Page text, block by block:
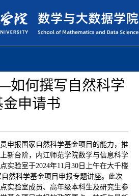
何撰写自然科学
金申请书
申报国家自然科学基金项目的能力，推
新台阶，内江师范学院数学与信息科学
实验室于2024年11月30日上午在大千楼
然科学基金项目申报专题讲座。此次
实验室成员、高年级本科生及研究生参